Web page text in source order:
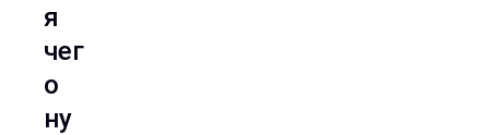
я
чег
о
ну